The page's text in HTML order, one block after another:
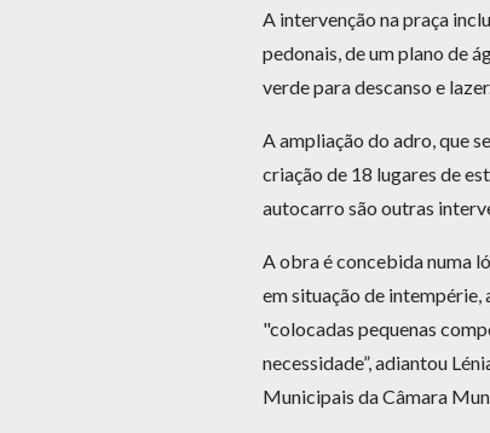
A intervenção na praça
pedonais, de um plano de
verde para descanso e
A ampliação do adro, que
criação de 18 lugares de
autocarro são outras
A obra é concebida numa
em situação de intempérie,
"colocadas pequenas
necessidade”, adiantou
Municipais da Câmara